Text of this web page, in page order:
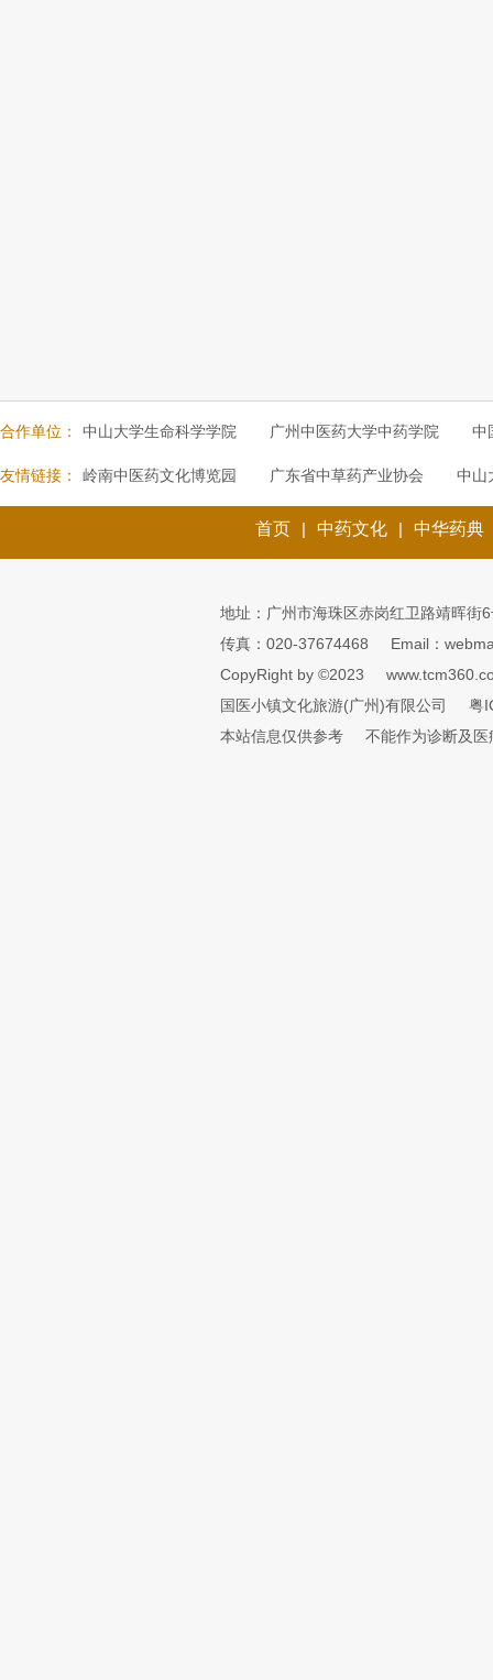
合作单位： 中山大学生命科学学院 广州中医药大学中药学院 中
友情链接： 岭南中医药文化博览园 广东省中草药产业协会 中山
首页 | 中药文化 | 中华药典
地址：广州市海珠区赤岗红卫路靖晖街
传真：020-37674468
Email：
CopyRight by ©2023
国医小镇文化旅游(广州)有限公司
粤
本站信息仅供参考
不能作为诊断及医